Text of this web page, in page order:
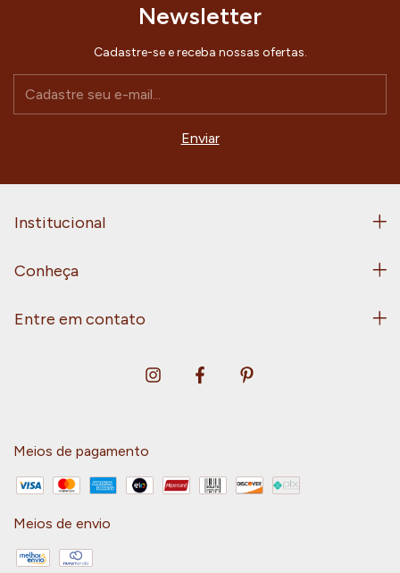
Newsletter
Cadastre-se e receba nossas ofertas.
Institucional
Conheça
Entre em contato
Meios de pagamento
Meios de envio